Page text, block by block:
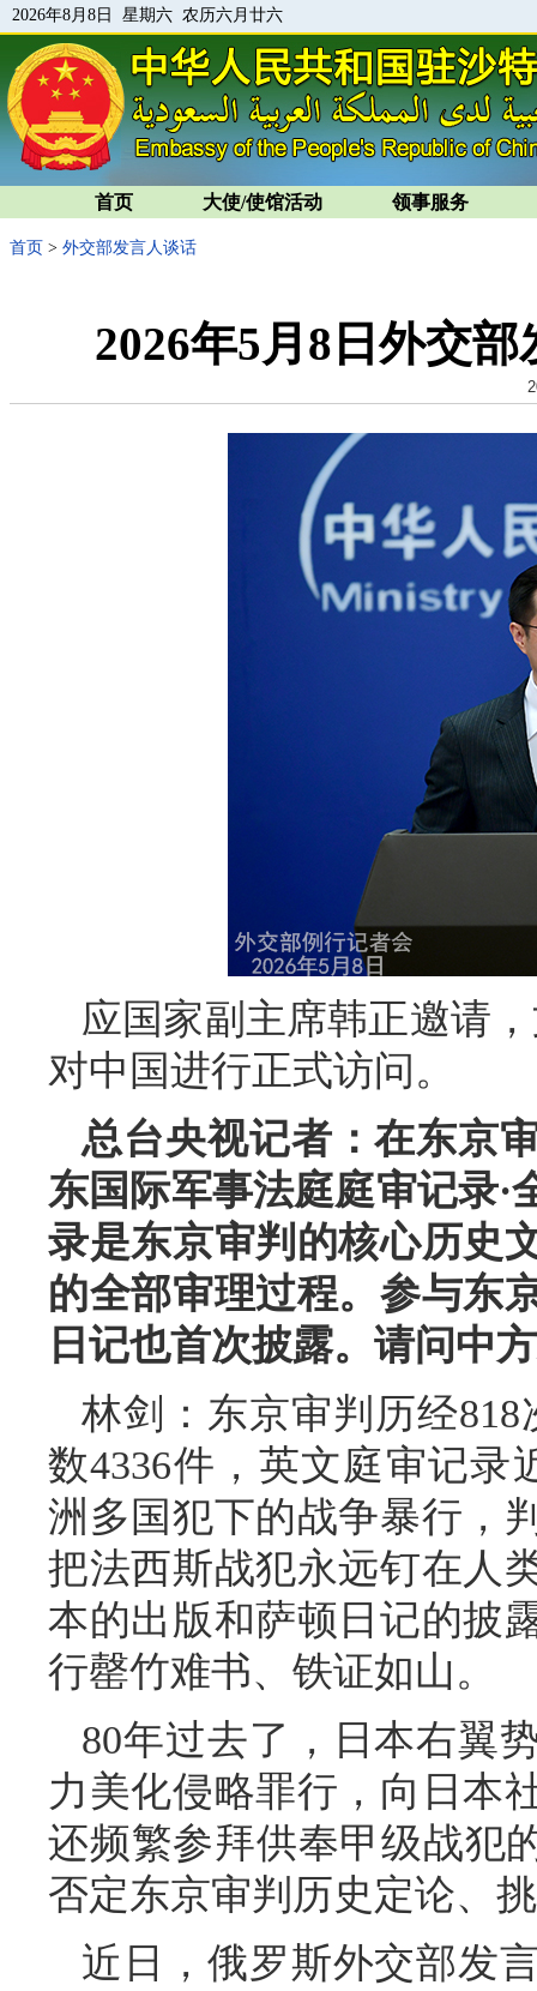
2026年8月8日 星期六 农历六月廿六
首页 大使/使馆活动 领事服务
首页 > 外交部发言人谈话
2026年5月8日外交
应国家副主席韩正邀请
对中国进行正式访问。
总台央视记者：在东京
东国际军事法庭庭审记录
录是东京审判的核心历史
的全部审理过程。参与东
日记也首次披露。请问中
林剑：东京审判历经
数4336件，英文庭审记
洲多国犯下的战争暴行，
把法西斯战犯永远钉在人
本的出版和萨顿日记的披
行罄竹难书、铁证如山。
80年过去了，日本右翼
力美化侵略罪行，向日本
还频繁参拜供奉甲级战犯
否定东京审判历史定论、
近日，俄罗斯外交部发